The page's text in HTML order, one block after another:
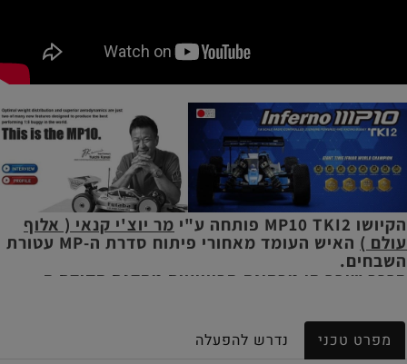
הקיושו MP10 TKI2 פותחה ע"י
מר יוצ'י קנאי ( אלוף
עולם )
האיש העומד מאחורי פיתוח סדרת ה-MP עטורת
השבחים.
הרכב שופר הן מבחינת הביצועים מהדגם הקודם ה-
להלן השיפורים הנוספים שנוספו בגירסת ה-TKI2 :
מפרט טכני נדרש להפעלה